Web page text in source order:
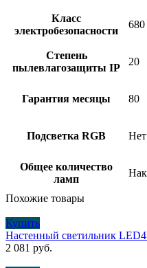
Класс
электробезопасности
680
Степень
пылевлагозащиты IP
20
Гарантия месяцы 80
Подсветка RGB Нет
Общее количество
ламп
Похожие товары
Купить
Настенный светильник
2 081 руб.